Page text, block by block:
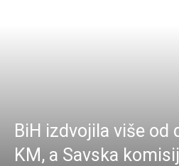
BiH izdvojila više od
KM, a Savska